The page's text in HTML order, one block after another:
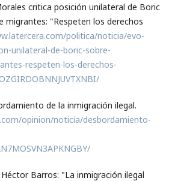
critica posición unilateral de Boric
migrantes: "Respeten los derechos
politica/noticia/evo-
unilateral-de-boric-sobre-
respeten-los-derechos-
de la inmigración ilegal.
opinion/noticia/desbordamiento-
Héctor Barros: "La inmigración ilegal